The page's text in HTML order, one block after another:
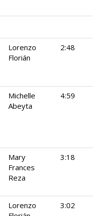
Lorenzo
Florián
2:48
Michelle
Abeyta
4:59
Mary
Frances
Reza
3:18
Lorenzo
3:02